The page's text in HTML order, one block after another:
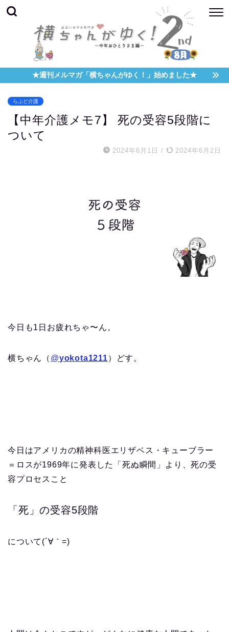
★週刊メルマガ「横ちゃんがゆく！」始めました★
らぶど介護
【中年介護メモ7】 死の受容5段階に
ついて
2024年6月1日 / 2024年6月2日
今日も1日お疲れちゃ〜ん。
横ちゃん（ @yokota1211）どす。
今日はアメリカの精神科医エリザベス・キューブラー
＝ロスが1969年に発表した「死ぬ瞬間」より、死の受
容プロセスこと
「死」の受容5段階
について(´∀｀=)